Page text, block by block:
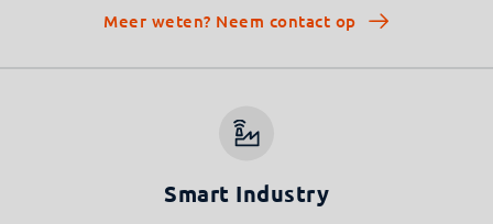
Meer weten? Neem contact op
Smart Industry